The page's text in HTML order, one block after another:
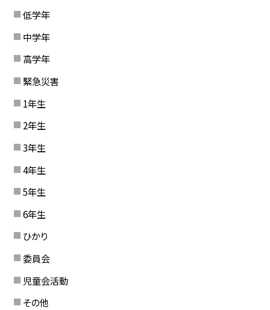
低学年
中学年
高学年
緊急災害
1年生
2年生
3年生
4年生
5年生
6年生
ひかり
委員会
児童会活動
その他